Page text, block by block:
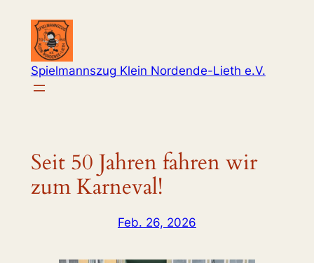
Inhalt
springen
Spielmannszug Klein Nordende-Lieth e.V.
Seit 50 Jahren fahren wir
zum Karneval!
Feb. 26, 2026